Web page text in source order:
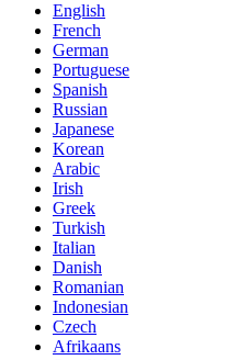
English
French
German
Portuguese
Spanish
Russian
Japanese
Korean
Arabic
Irish
Greek
Turkish
Italian
Danish
Romanian
Indonesian
Czech
Afrikaans